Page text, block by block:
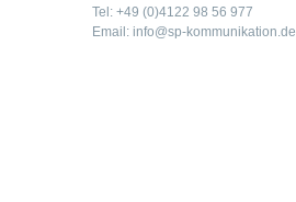
Tel: +49 (0)4122 98 56 977
Email: info@sp-kommunikation.de